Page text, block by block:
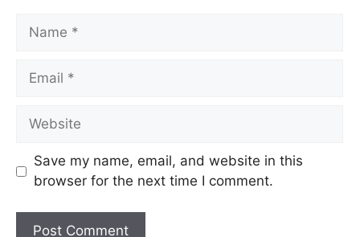
Save my name, email, and website in this
browser for the next time I comment.